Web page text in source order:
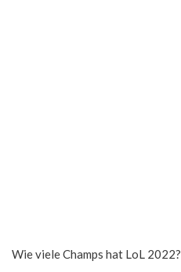
Wie viele Champs hat LoL 2022?